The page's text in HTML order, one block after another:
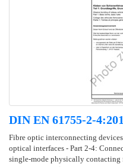
DIN EN 61755-2-
Fibre optic interconnecting
optical interfaces - Part 2-4:
single-mode physically contacting